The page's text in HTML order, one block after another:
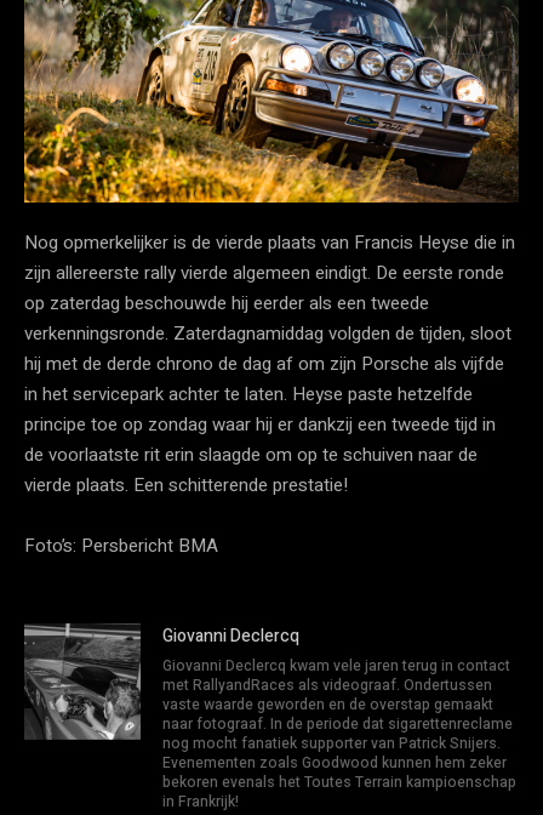
Nog opmerkelijker is de vierde plaats van Francis Heyse die in
zijn allereerste rally vierde algemeen eindigt. De eerste ronde
op zaterdag beschouwde hij eerder als een tweede
verkenningsronde. Zaterdagnamiddag volgden de tijden, sloot
hij met de derde chrono de dag af om zijn Porsche als vijfde
in het servicepark achter te laten. Heyse paste hetzelfde
principe toe op zondag waar hij er dankzij een tweede tijd in
de voorlaatste rit erin slaagde om op te schuiven naar de
vierde plaats. Een schitterende prestatie!
Foto’s: Persbericht BMA
Giovanni Declercq
Giovanni Declercq kwam vele jaren terug in contact
met RallyandRaces als videograaf. Ondertussen
vaste waarde geworden en de overstap gemaakt
naar fotograaf. In de periode dat sigarettenreclame
nog mocht fanatiek supporter van Patrick Snijers.
Evenementen zoals Goodwood kunnen hem zeker
bekoren evenals het Toutes Terrain kampioenschap
in Frankrijk!